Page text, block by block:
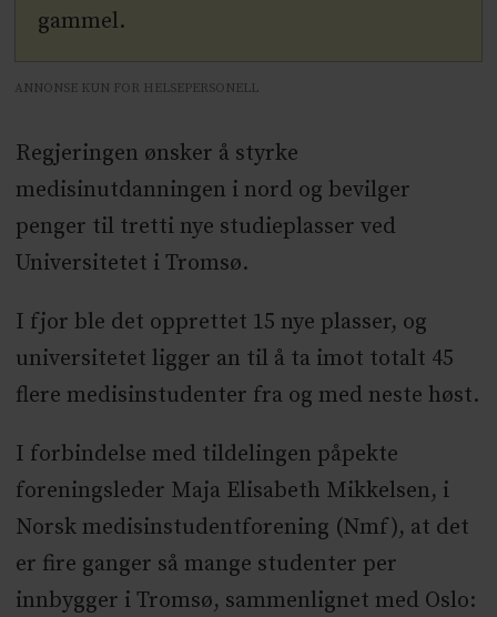
gammel.
ANNONSE KUN FOR HELSEPERSONELL
Regjeringen ønsker å styrke
medisinutdanningen i nord og bevilger
penger til tretti nye studieplasser ved
Universitetet i Tromsø.
I fjor ble det opprettet 15 nye plasser, og
universitetet ligger an til å ta imot totalt 45
flere medisinstudenter fra og med neste høst.
I forbindelse med tildelingen påpekte
foreningsleder Maja Elisabeth Mikkelsen, i
Norsk medisinstudentforening (Nmf), at det
er fire ganger så mange studenter per
innbygger i Tromsø, sammenlignet med Oslo: